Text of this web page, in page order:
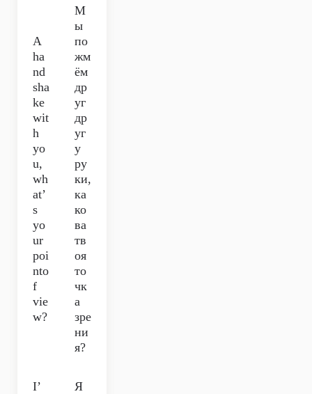
A
ha
nd
sha
ke
wit
h
yo
u,
wh
at’
s
yo
ur
poi
nto
f
vie
w?
М
ы
по
жм
ём
др
уг
др
уг
у
ру
ки,
ка
ко
ва
тв
оя
то
чк
а
зре
ни
я?
I’
Я